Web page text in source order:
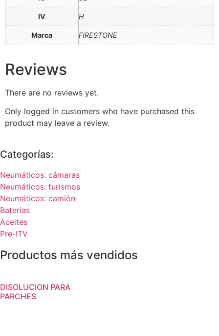
IV H
Marca FIRESTONE
Reviews
There are no reviews yet.
Only logged in customers who have purchased this
product may leave a review.
Categorías:
Neumáticos: cámaras
Neumáticos: turismos
Neumáticos: camión
Baterías
Aceites
Pre-ITV
Productos más vendidos
DISOLUCION PARA
PARCHES